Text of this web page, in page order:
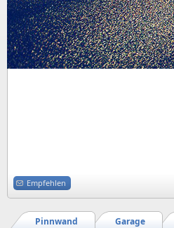
Empfehlen
Garage
Pinnwand